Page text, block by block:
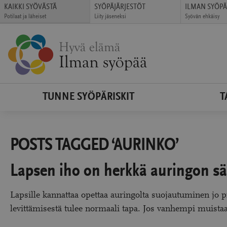
Siirry
suoraan
sisältöön
TUNNE SYÖPÄRISKIT
POSTS TAGGED ‘AURINKO’
Lapsen iho on herkkä auringon
Lapsille kannattaa opettaa auringolta suojautuminen jo
levittämisestä tulee normaali tapa. Jos vanhempi
KAIKKI SYÖVÄSTÄ
Potilaat ja läheiset
uudessa
ikkunassa)
SYÖPÄJÄRJESTÖT
Liity jäseneksi
ikkunassa)
ILMAN
Syövän ehkäisy